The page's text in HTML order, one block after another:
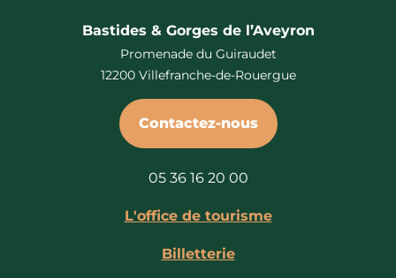
Bastides & Gorges de l’Aveyron
Promenade du Guiraudet
12200 Villefranche-de-Rouergue
Contactez-nous
05 36 16 20 00
L'office de tourisme
Billetterie